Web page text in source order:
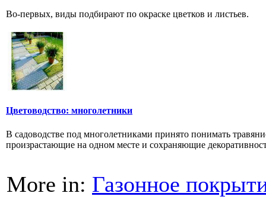
Во-первых, виды подбирают по окраске цветков и листьев.
Цветоводство: многолетники
В садоводстве под многолетниками принято понимать
произрастающие на одном месте и сохраняющие
More in: Газонное